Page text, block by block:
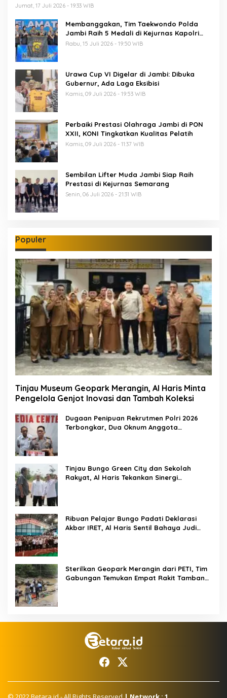
Jumat, 17 Juli 2026 - 19:33 WIB
Membanggakan, Tim Taekwondo Polda
Jambi Raih 5 Medali di Kejurnas Kapolri
Cup 7
Rabu, 15 Juli 2026 - 19:50 WIB
Urawa Cup VI Digelar di Jambi: Dibuka
Gubernur, Ada Laga Eksibisi
Kamis, 09 Juli 2026 - 19:53 WIB
Perbaiki Prestasi Olahraga Jambi di PON
XXII, KONI Tingkatkan Kualitas Pelatih
Kamis, 09 Juli 2026 - 11:37 WIB
Sembilan Lifter Muda Jambi Siap Raih
Prestasi di Kejurnas Semarang
Senin, 06 Juli 2026 - 21:31 WIB
Populer
Tinjau Museum Geopark Merangin, Al Haris Minta
Pengelola Genjot Inovasi dan Tambah Koleksi
Dugaan Penipuan Rekrutmen Polri 2026
Terbongkar, Dua Oknum Anggota
Tinjau Bungo Green City dan Sekolah
Rakyat, Al Haris Tekankan Sinergi
Ribuan Pelajar Bungo Padati Deklarasi
Akbar IRET, Al Haris Sentil Bahaya Judi
Sterilkan Geopark Merangin dari PETI, Tim
Gabungan Temukan Empat Rakit Tambang